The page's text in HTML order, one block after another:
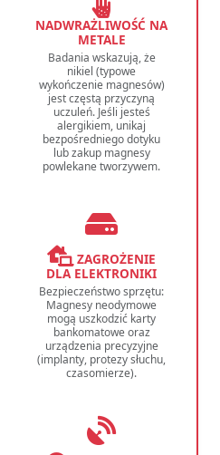
NADWRAŻLIWOŚĆ NA
METALE
Badania wskazują, że
nikiel (typowe
wykończenie magnesów)
jest częstą przyczyną
uczuleń. Jeśli jesteś
alergikiem, unikaj
bezpośredniego dotyku
lub zakup magnesy
powlekane tworzywem.
ZAGROŻENIE
DLA ELEKTRONIKI
Bezpieczeństwo sprzętu:
Magnesy neodymowe
mogą uszkodzić karty
bankomatowe oraz
urządzenia precyzyjne
(implanty, protezy słuchu,
czasomierze).